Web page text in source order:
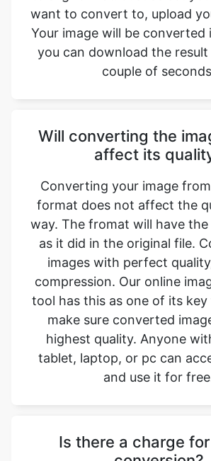
couple of
Will converting the
format does not affect the
way. The fromat will have the
as it did in the original file.
images with perfect
compression. Our online
tool has this as one of its key
make sure converted
highest quality. Anyone
tablet, laptop, or pc can
and use it for
Is there a charge for
converter is completely free